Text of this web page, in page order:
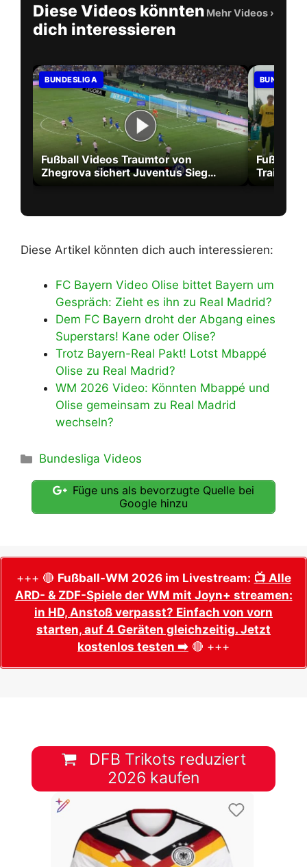
Diese Videos könnten
dich interessieren
Mehr Videos ›
BUNDESLIGA
Fußball Videos Traumtor von
Zhegrova sichert Juventus Sieg
Fußball
Training
Diese Artikel könnten dich auch interessieren:
FC Bayern Video Olise bittet Bayern um
Gespräch: Zieht es ihn zu Real Madrid?
Dem FC Bayern droht der Abgang eines
Superstars! Kane oder Olise?
Trotz Bayern-Real Pakt! Lotst Mbappé
Olise zu Real Madrid?
WM 2026 Video: Könnten Mbappé und
Olise gemeinsam zu Real Madrid
wechseln?
Kategorien
Bundesliga Videos
Füge uns als bevorzugte Quelle bei
Google hinzu
+++ 🔴 Fußball-WM 2026 im Livestream: 📺 Alle
ARD- & ZDF-Spiele der WM mit Joyn+ streamen:
in HD, Anstoß verpasst? Einfach von vorn
starten, auf 4 Geräten gleichzeitig. Jetzt
kostenlos testen ➡️ 🔴 +++
DFB Trikots reduziert
2026 kaufen